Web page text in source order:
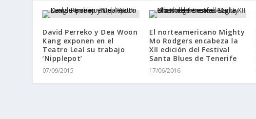
David Perreko y Dea Woon
Kang exponen en el
Teatro Leal su trabajo
‘Nipplepot’
07/09/2015
El norteamericano Mighty
Mo Rodgers encabeza la
XII edición del Festival
Santa Blues de Tenerife
17/06/2016